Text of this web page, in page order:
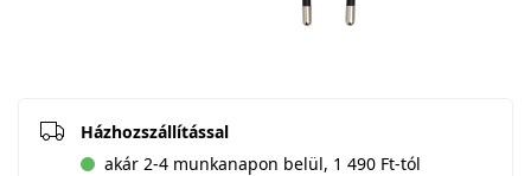
Házhozszállítással
akár 2-4 munkanapon belül, 1 490 Ft-tól